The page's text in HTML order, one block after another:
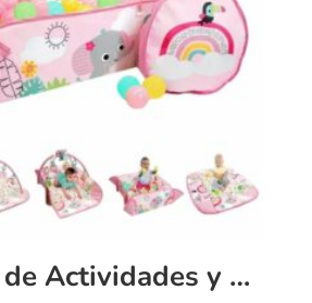
Gimnasio de Actividades y Piscina de Pelotas Bright Starts 5 en 1 Rosa